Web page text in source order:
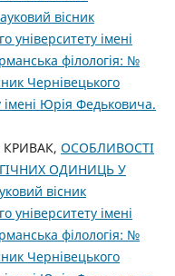
вісник
університету імені
філологія: №
Чернівецького
імені Юрія Федьковича.
КРИВАК, ОСОБЛИВОСТІ
ОДИНИЦЬ У
вісник
університету імені
філологія: №
Чернівецького